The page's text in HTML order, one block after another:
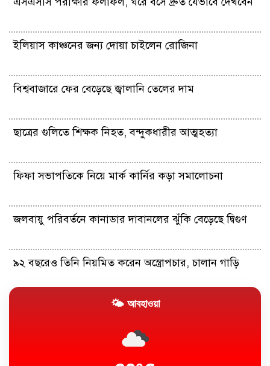
ইলিয়াস কাঞ্চনের জন্য দোয়া চাইলেন রোজিনা
বিশ্ববাজারে ফের বেড়েছে জ্বালানি তেলের দাম
ছাত্রের গুলিতে শিক্ষক নিহত, বন্দুকধারীর আত্মহত্যা
ফিফা সভাপতিকে নিয়ে মার্ক কার্নির কড়া সমালোচনা
জলবায়ু পরিবর্তনে কানাডার দাবানলের ঝুঁকি বেড়েছে দ্বিগুণ
৯২ বছরেও তিনি নিয়মিত করেন অস্ত্রোপচার, চালান গাড়ি
বিরল সব গাড়ি দেখিয়ে রোনালদো বললেন, ‘আমার খেলনা’
সাতসকালেই বগুড়ার সড়কে প্রাণ গেল ৩ জনের
🌤 আবহাওয়া